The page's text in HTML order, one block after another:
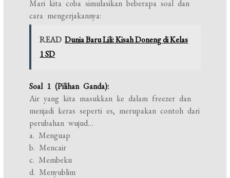
Mari kita coba simulasikan beberapa soal dan
cara mengerjakannya:
READ Dunia Baru Lili: Kisah Doneng di Kelas
1 SD
Soal 1 (Pilihan Ganda):
Air yang kita masukkan ke dalam freezer dan
menjadi keras seperti es, merupakan contoh dari
perubahan wujud…
a. Menguap
b. Mencair
c. Membeku
d. Menyublim